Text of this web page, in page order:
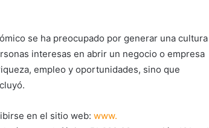
se ha preocupado por generar una cultura
interesas en abrir un negocio o empresa
empleo y oportunidades, sino que
en el sitio web: www.